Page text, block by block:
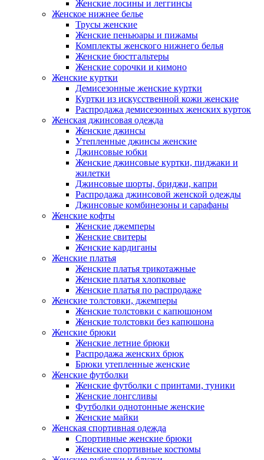
Женские лосины и леггинсы
Женское нижнее белье
Трусы женские
Женские пеньюары и пижамы
Комплекты женского нижнего белья
Женские бюстгальтеры
Женские сорочки и кимоно
Женские куртки
Демисезонные женские куртки
Куртки из искусственной кожи женские
Распродажа демисезонных женских курток
Женская джинсовая одежда
Женские джинсы
Утепленные джинсы женские
Джинсовые юбки
Женские джинсовые куртки, пиджаки и
жилетки
Джинсовые шорты, бриджи, капри
Распродажа джинсовой женской одежды
Джинсовые комбинезоны и сарафаны
Женские кофты
Женские джемперы
Женские свитеры
Женские кардиганы
Женские платья
Женские платья трикотажные
Женские платья хлопковые
Женские платья по распродаже
Женские толстовки, джемперы
Женские толстовки с капюшоном
Женские толстовки без капюшона
Женские брюки
Женские летние брюки
Распродажа женских брюк
Брюки утепленные женские
Женские футболки
Женские футболки с принтами, туники
Женские лонгсливы
Футболки однотонные женские
Женские майки
Женская спортивная одежда
Спортивные женские брюки
Женские спортивные костюмы